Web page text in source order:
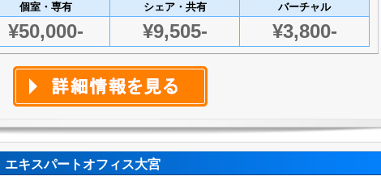
個室・専有 シェア・共有 バーチャル
¥50,000- ¥9,505- ¥3,800-
エキスパートオフィス大宮